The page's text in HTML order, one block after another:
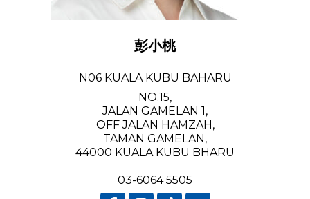
彭小桃
N06 KUALA KUBU BAHARU
NO.15,
JALAN GAMELAN 1,
OFF JALAN HAMZAH,
TAMAN GAMELAN,
44000 KUALA KUBU BHARU
03-6064 5505